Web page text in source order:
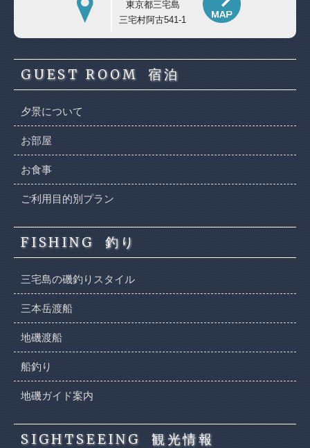
東京都三宅島
三宅村阿古541-1
GUEST ROOM 宿泊
夕景について
お部屋
お食事
ご利用目的別プラン
FISHING 釣り
三宅島の磯釣りスタイル
三本岳渡船
地磯渡船
船釣り
地磯ガイド案内
SIGHTSEEING 観光情報